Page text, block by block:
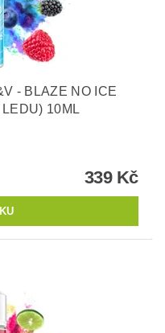
- BLAZE NO ICE
10ML
339 Kč